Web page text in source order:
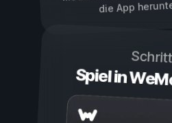
die App
Spiel in